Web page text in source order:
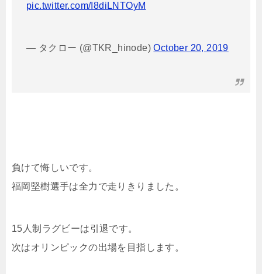
pic.twitter.com/I8diLNTOyM
— タクロー (@TKR_hinode)October 20, 2019
負けて悔しいです。
福岡堅樹選手は全力で走りきりました。
15人制ラグビーは引退です。
次はオリンピックの出場を目指します。